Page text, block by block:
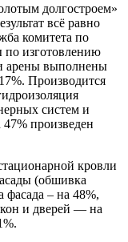
долгостроем»
всё равно
комитета по
по изготовлению
арены выполнены
Производится
систем и
произведен
кровли
(обшивка
– на 48%,
и дверей — на